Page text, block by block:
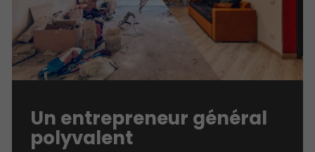
Un entrepreneur général
polyvalent